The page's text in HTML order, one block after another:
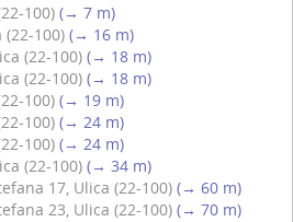
100) (→ 7 m)
(22-100) (→ 16 m)
(22-100) (→ 18 m)
(22-100) (→ 18 m)
100) (→ 19 m)
100) (→ 24 m)
100) (→ 24 m)
(22-100) (→ 34 m)
17, Ulica (22-100) (→ 60 m)
23, Ulica (22-100) (→ 70 m)